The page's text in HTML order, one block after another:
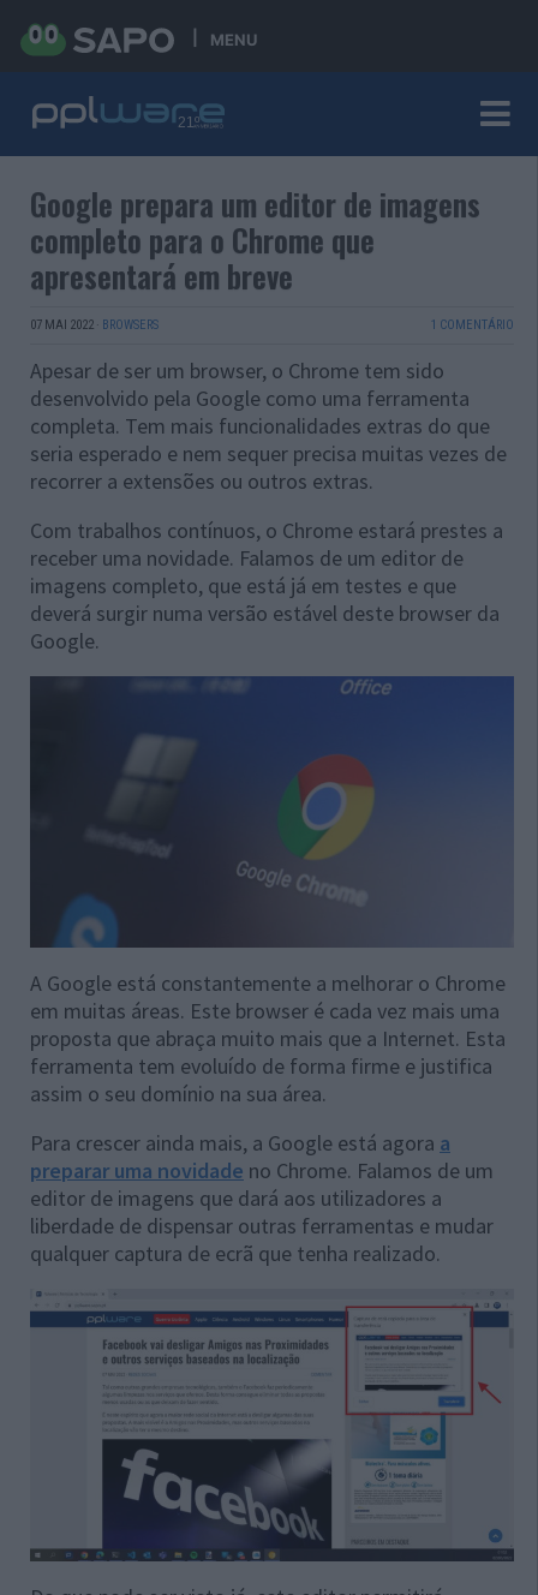
MENU
Google prepara um editor de imagens
completo para o Chrome que
apresentará em breve
07 MAI 2022 · BROWSERS 1 COMENTÁRIO
Apesar de ser um browser, o Chrome tem sido
desenvolvido pela Google como uma ferramenta
completa. Tem mais funcionalidades extras do que
seria esperado e nem sequer precisa muitas vezes de
recorrer a extensões ou outros extras.
Com trabalhos contínuos, o Chrome estará prestes a
receber uma novidade. Falamos de um editor de
imagens completo, que está já em testes e que
deverá surgir numa versão estável deste browser da
Google.
A Google está constantemente a melhorar o Chrome
em muitas áreas. Este browser é cada vez mais uma
proposta que abraça muito mais que a Internet. Esta
ferramenta tem evoluído de forma firme e justifica
assim o seu domínio na sua área.
Para crescer ainda mais, a Google está agora a
preparar uma novidade no Chrome. Falamos de um
editor de imagens que dará aos utilizadores a
liberdade de dispensar outras ferramentas e mudar
qualquer captura de ecrã que tenha realizado.